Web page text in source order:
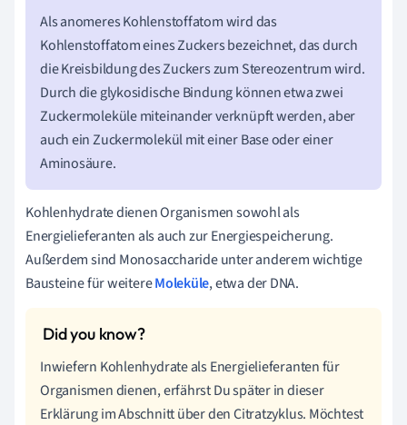
Als anomeres Kohlenstoffatom wird das
Kohlenstoffatom eines Zuckers bezeichnet, das durch
die Kreisbildung des Zuckers zum Stereozentrum wird.
Durch die glykosidische Bindung können etwa zwei
Zuckermoleküle miteinander verknüpft werden, aber
auch ein Zuckermolekül mit einer Base oder einer
Aminosäure.
Kohlenhydrate dienen Organismen sowohl als
Energielieferanten als auch zur Energiespeicherung.
Außerdem sind Monosaccharide unter anderem wichtige
Bausteine für weitereMoleküle, etwa der DNA.
Inwiefern Kohlenhydrate als Energielieferanten für
Organismen dienen, erfährst Du später in dieser
Erklärung im Abschnitt über den Citratzyklus. Möchtest